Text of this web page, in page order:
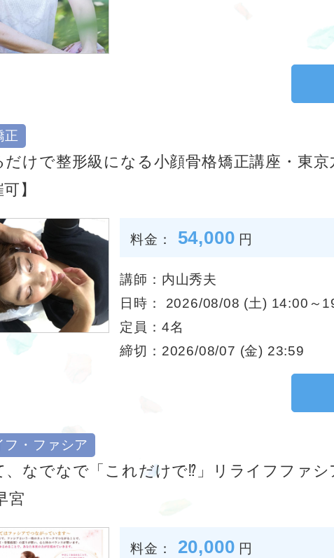
正
だけで整形級になる小顔骨格矯正講座・東
】
料金： 54,000 円
講師：内山秀夫
日時： 2026/08/08 (土) 14:00～
定員：4名
締切：2026/08/07 (金) 23:59
フ・ファシア
、なでなで「これだけで⁉︎」リライフファ
宮
料金： 20,000 円